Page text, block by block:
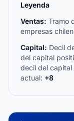
Leyenda
Ventas: Tramo
empresas
Capital: Decil
del capital
decil del capital
actual: +8